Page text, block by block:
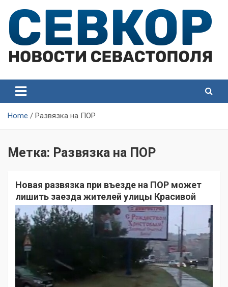
content
Севастополя
Севастополя
Home Развязка на ПОР
Метка: Развязка на ПОР
Новая развязка при въезде на ПОР может
лишить заезда жителей улицы Красивой